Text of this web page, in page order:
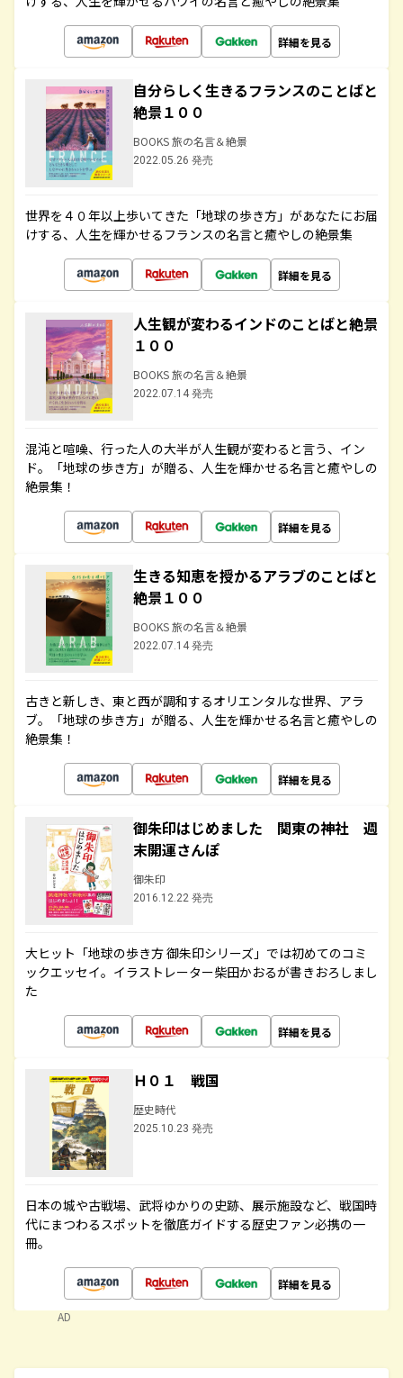
詳細を見る
自分らしく生きるフランスのことばと
絶景１００
BOOKS 旅の名言＆絶景
2022.05.26 発売
世界を４０年以上歩いてきた「地球の歩き方」があなたにお届
けする、人生を輝かせるフランスの名言と癒やしの絶景集
詳細を見る
人生観が変わるインドのことばと絶景
１００
BOOKS 旅の名言＆絶景
2022.07.14 発売
混沌と喧噪、行った人の大半が人生観が変わると言う、イン
ド。「地球の歩き方」が贈る、人生を輝かせる名言と癒やしの
絶景集！
詳細を見る
生きる知恵を授かるアラブのことばと
絶景１００
BOOKS 旅の名言＆絶景
2022.07.14 発売
古きと新しき、東と西が調和するオリエンタルな世界、アラ
ブ。「地球の歩き方」が贈る、人生を輝かせる名言と癒やしの
絶景集！
詳細を見る
御朱印はじめました 関東の神社 週
末開運さんぽ
御朱印
2016.12.22 発売
大ヒット「地球の歩き方 御朱印シリーズ」では初めてのコミ
ックエッセイ。イラストレーター柴田かおるが書きおろしまし
た
詳細を見る
Ｈ０１ 戦国
歴史時代
2025.10.23 発売
日本の城や古戦場、武将ゆかりの史跡、展示施設など、戦国時
代にまつわるスポットを徹底ガイドする歴史ファン必携の一
冊。
詳細を見る
AD